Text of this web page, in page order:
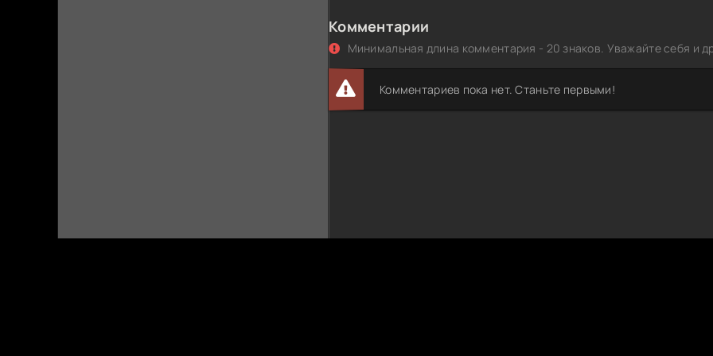
Комментарии
Минимальная длина комментария - 20 знаков. Уважайте себя и
Комментариев пока нет. Станьте первыми!